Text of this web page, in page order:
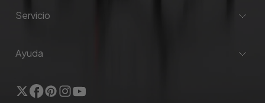
Servicio
Ayuda
GorjeoFacebook
Pinterest
Instagram
YouTube